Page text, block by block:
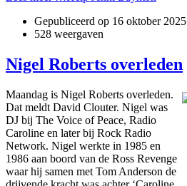
Gepubliceerd op 16 oktober 2025
528 weergaven
Nigel Roberts overleden
Maandag is Nigel Roberts overleden.
Dat meldt David Clouter. Nigel was
DJ bij The Voice of Peace, Radio
Caroline en later bij Rock Radio
Network. Nigel werkte in 1985 en
1986 aan boord van de Ross Revenge
waar hij samen met Tom Anderson de